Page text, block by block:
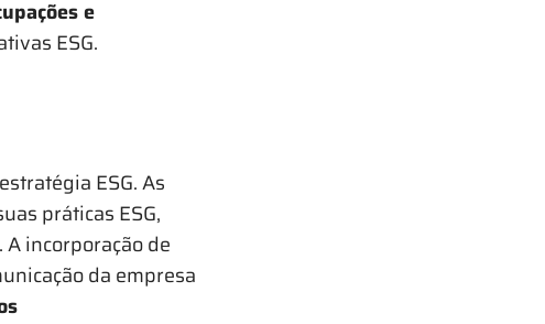
e
ESG.
ESG. As
práticas ESG,
incorporação de
da empresa